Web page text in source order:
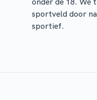
sportveld door
sportief.